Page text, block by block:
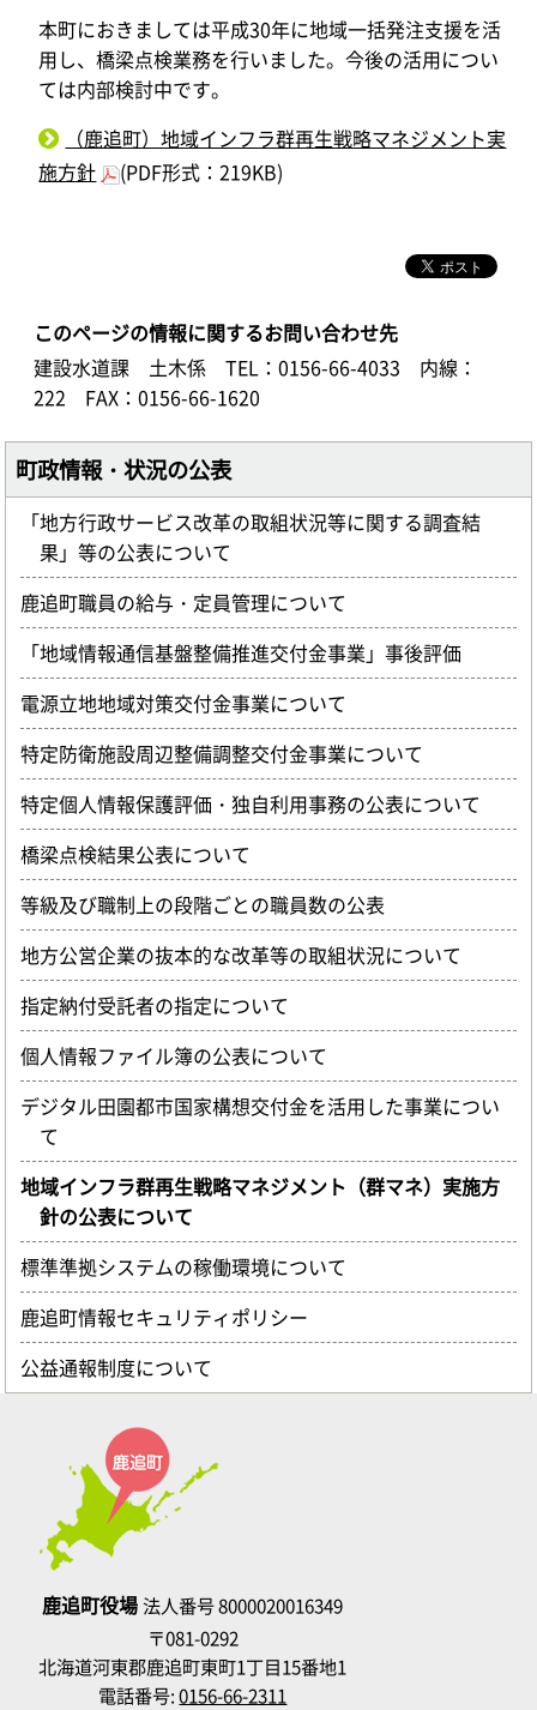
本町におきましては平成30年に地域一括発注支援を活
用し、橋梁点検業務を行いました。今後の活用につい
ては内部検討中です。
（鹿追町）地域インフラ群再生戦略マネジメント実
施方針
(PDF形式：219KB)
このページの情報に関するお問い合わせ先
建設水道課 土木係
TEL：0156-66-4033
内線：
222
FAX：0156-66-1620
町政情報・状況の公表
「地方行政サービス改革の取組状況等に関する調査結
果」等の公表について
鹿追町職員の給与・定員管理について
「地域情報通信基盤整備推進交付金事業」事後評価
電源立地地域対策交付金事業について
特定防衛施設周辺整備調整交付金事業について
特定個人情報保護評価・独自利用事務の公表について
橋梁点検結果公表について
等級及び職制上の段階ごとの職員数の公表
地方公営企業の抜本的な改革等の取組状況について
指定納付受託者の指定について
個人情報ファイル簿の公表について
デジタル田園都市国家構想交付金を活用した事業につい
て
地域インフラ群再生戦略マネジメント（群マネ）実施方
針の公表について
標準準拠システムの稼働環境について
鹿追町情報セキュリティポリシー
公益通報制度について
鹿追町役場法人番号 8000020016349
〒081-0292
北海道河東郡鹿追町東町1丁目15番地1
電話番号:0156-66-2311